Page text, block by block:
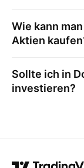
Wie kann man
Aktien
Sollte ich in
investieren?